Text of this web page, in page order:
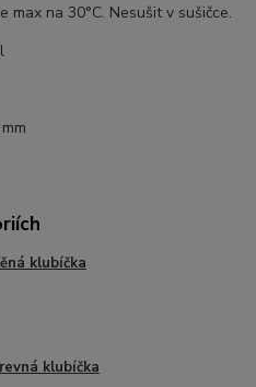
max na 30°C. Nesušit v sušičce.
klubíčka
klubíčka